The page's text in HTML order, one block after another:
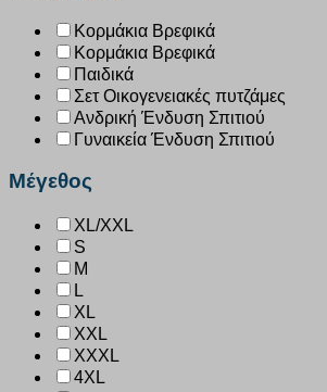
Κορμάκια Βρεφικά
Κορμάκια Βρεφικά
Παιδικά
Σετ Οικογενειακές πυτζάμες
Ανδρική Ένδυση Σπιτιού
Γυναικεία Ένδυση Σπιτιού
Μέγεθος
XL/XXL
S
M
L
XL
XXL
XXXL
4XL